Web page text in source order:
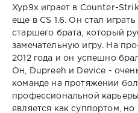
Xyp9x играет в Counter-
еще в CS 1.6. Он стал
старшего брата, который
замечательную игру. На
2012 года и он успешно
Он, Dupreeh и Device -
команде на протяжении
профессиональной
является как суппортом, но